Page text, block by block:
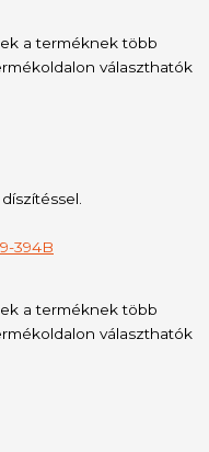
a terméknek több
választhatók
a terméknek több
választhatók